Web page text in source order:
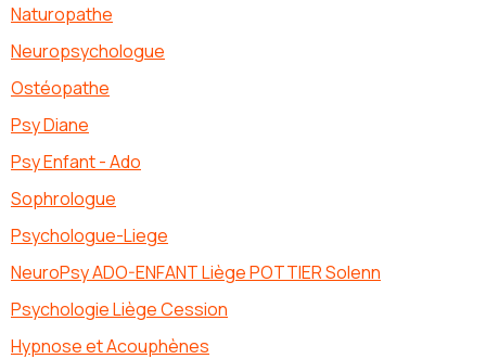
Naturopathe
Neuropsychologue
Ostéopathe
Psy Diane
Psy Enfant - Ado
Sophrologue
Psychologue-Liege
NeuroPsy ADO-ENFANT Liège POTTIER Solenn
Psychologie Liège Cession
Hypnose et Acouphènes